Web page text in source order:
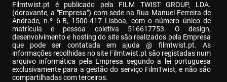
Filmtwist.pt é publicado pela FILM TWIST GROUP, LDA.
(doravante, a "Empresa") com sede na Rua Manuel Ferreira de
Andrade, n.º 6-B, 1500-417 Lisboa, com o número único de
matrícula e pessoa coletiva 516617753. O design,
desenvolvimento e hosting do site são realizados pela Empresa
que pode ser contatada em ajuda @ filmtwist.pt. As
informações recolhidas no site Filmtwist.pt são registadas num
arquivo informática pela Empresa segundo a lei portuguesa
exclusivamente para a gestão do serviço FilmTwist, e não são
compartilhadas com terceiros.